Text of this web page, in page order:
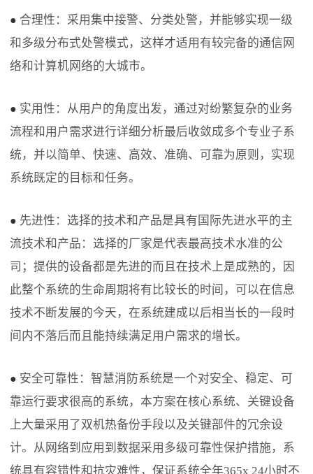
● 合理性：采用集中接警、分类处警，并能够实现一级
和多级分布式处警模式，这样才适用有较完备的通信网
络和计算机网络的大城市。
● 实用性：从用户的角度出发，通过对纷繁复杂的业务
流程和用户需求进行详细分析最后收敛成多个专业子系
统，并以简单、快速、高效、准确、可靠为原则，实现
系统既定的目标和任务。
● 先进性：选择的技术和产品是具有国际先进水平的主
流技术和产品：选择的厂家是代表最高技术水准的公
司；提供的设备都是先进的而且在技术上是成熟的，因
此整个系统的生命周期将有比较长的时间，可以在信息
技术不断发展的今天，在系统建成以后相当长的一段时
间内不落后而且能持续满足用户需求的增长。
● 安全可靠性：智慧消防系统是一个对安全、稳定、可
靠运行要求很高的系统，本方案在核心系统、关键设备
上大量采用了双机热备份手段以及关键部件的冗余设
计。从网络到应用到数据采用多级可靠性保护措施，系
统具有容错性和抗灾难性，保证系统全年365x 24小时不